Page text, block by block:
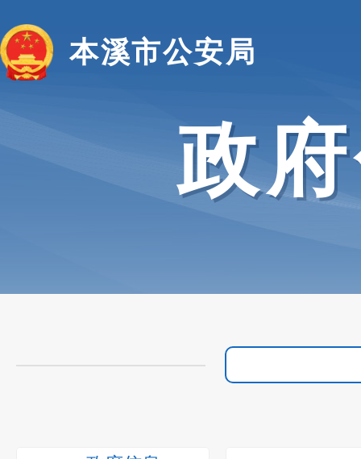
本溪市公安局
政